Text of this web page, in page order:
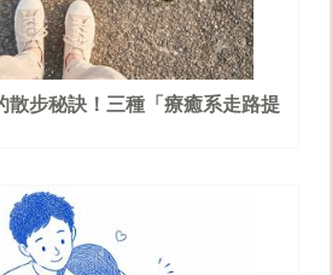
散步秘訣！三種「療癒系走路提